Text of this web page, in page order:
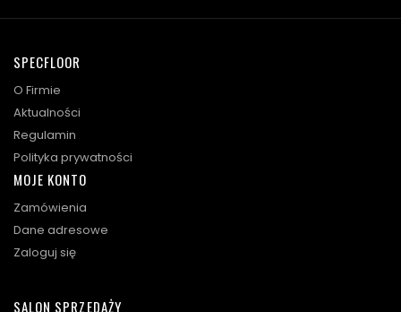
SPECFLOOR
O Firmie
Aktualności
Regulamin
Polityka prywatności
MOJE KONTO
Zamówienia
Dane adresowe
Zaloguj się
SALON SPRZEDAŻY